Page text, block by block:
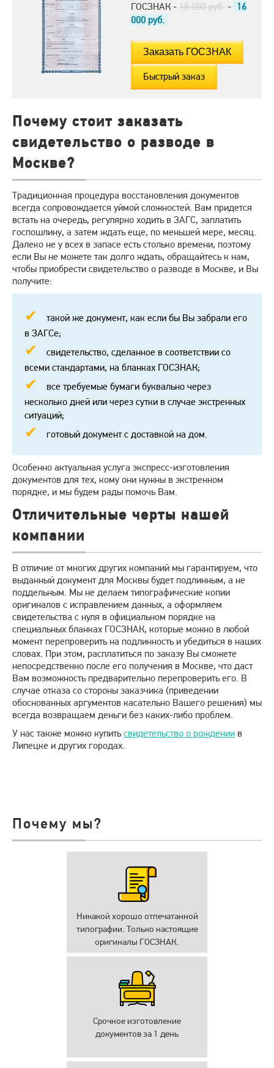
ГОСЗНАК - 18.000 руб. - 16
000 руб.
Быстрый заказ
Почему стоит заказать
свидетельство о разводе в
Москве?
Традиционная процедура восстановления документов
всегда сопровождается уймой сложностей. Вам придется
встать на очередь, регулярно ходить в ЗАГС, заплатить
госпошлину, а затем ждать еще, по меньшей мере, месяц.
Далеко не у всех в запасе есть столько времени, поэтому
если Вы не можете так долго ждать, обращайтесь к нам,
чтобы приобрести свидетельство о разводе в Москве, и Вы
получите:
такой же документ, как если бы Вы забрали его
в ЗАГСе;
свидетельство, сделанное в соответствии со
всеми стандартами, на бланках ГОСЗНАК;
все требуемые бумаги буквально через
несколько дней или через сутки в случае экстренных
ситуаций;
готовый документ с доставкой на дом.
Особенно актуальная услуга экспресс-изготовления
документов для тех, кому они нужны в экстренном
порядке, и мы будем рады помочь Вам.
Отличительные черты нашей
компании
В отличие от многих других компаний мы гарантируем, что
выданный документ для Москвы будет подлинным, а не
поддельным. Мы не делаем типографические копии
оригиналов с исправлением данных, а оформляем
свидетельства с нуля в официальном порядке на
специальных бланках ГОСЗНАК, которые можно в любой
момент перепроверить на подлинность и убедиться в наших
словах. При этом, расплатиться по заказу Вы сможете
непосредственно после его получения в Москве, что даст
Вам возможность предварительно перепроверить его. В
случае отказа со стороны заказчика (приведении
обоснованных аргументов касательно Вашего решения) мы
всегда возвращаем деньги без каких-либо проблем.
У нас также можно купитьсвидетельство о рождении в
Липецке и других городах.
Почему мы?
Никакой хорошо отпечатанной
типографии. Только настоящие
оригиналы ГОСЗНАК.
Срочное изготовление
документов за 1 день